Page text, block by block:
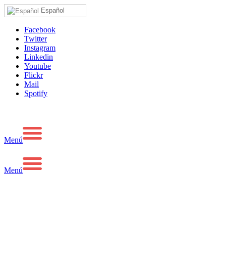
Español
Facebook
Twitter
Instagram
Linkedin
Youtube
Flickr
Mail
Spotify
Menú
Menú